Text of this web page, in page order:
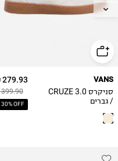
43
45
279.93 ₪
399.90 ₪
30% OFF
VANS
סניקרס CRUZE 3.0
/ גברים